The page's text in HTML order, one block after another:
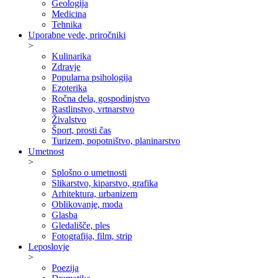
Geologija
Medicina
Tehnika
Uporabne vede, priročniki
>
Kulinarika
Zdravje
Popularna psihologija
Ezoterika
Ročna dela, gospodinjstvo
Rastlinstvo, vrtnarstvo
Živalstvo
Šport, prosti čas
Turizem, popotništvo, planinarstvo
Umetnost
>
Splošno o umetnosti
Slikarstvo, kiparstvo, grafika
Arhitektura, urbanizem
Oblikovanje, moda
Glasba
Gledališče, ples
Fotografija, film, strip
Leposlovje
>
Poezija